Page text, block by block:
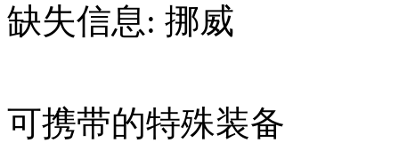
缺失信息: 挪威
可携带的特殊装备